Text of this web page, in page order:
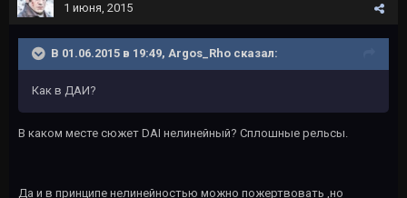
1 июня, 2015
В 01.06.2015 в 19:49, Argos_Rho сказал:
Как в ДАИ?
В каком месте сюжет DAI нелинейный? Сплошные рельсы.
Да и в принципе нелинейностью можно пожертвовать ,но